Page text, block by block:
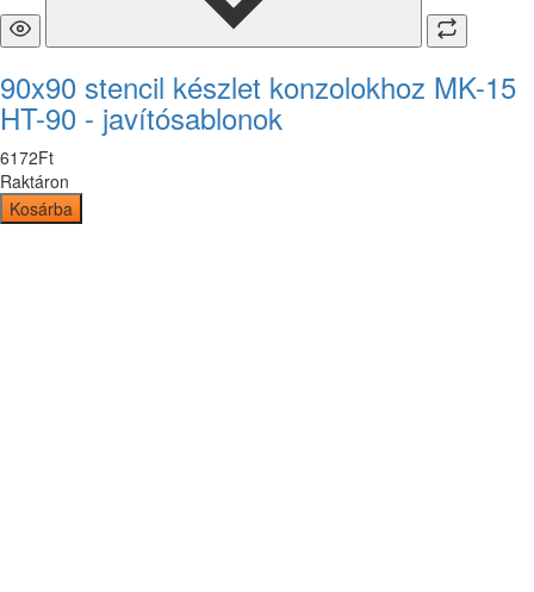
90x90 stencil készlet konzolokhoz MK-15
HT-90 - javítósablonok
6172Ft
Raktáron
Kosárba